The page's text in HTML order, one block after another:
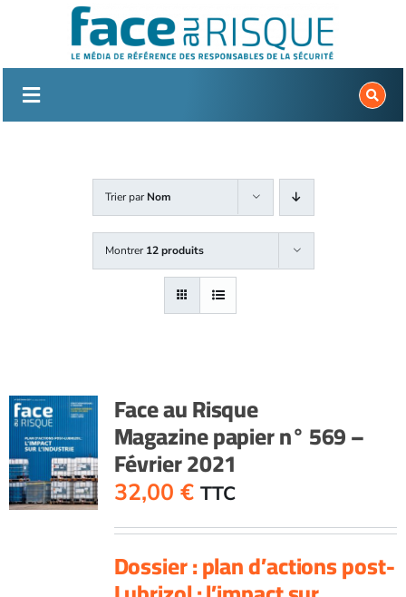
Trier parNom
Montrer12 produits
Face au Risque
Magazine papier n° 569 –
Février 2021
32,00 € TTC
Dossier : plan d’actions post-